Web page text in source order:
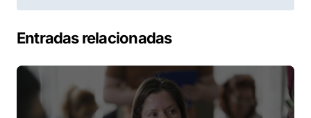
Entradas relacionadas